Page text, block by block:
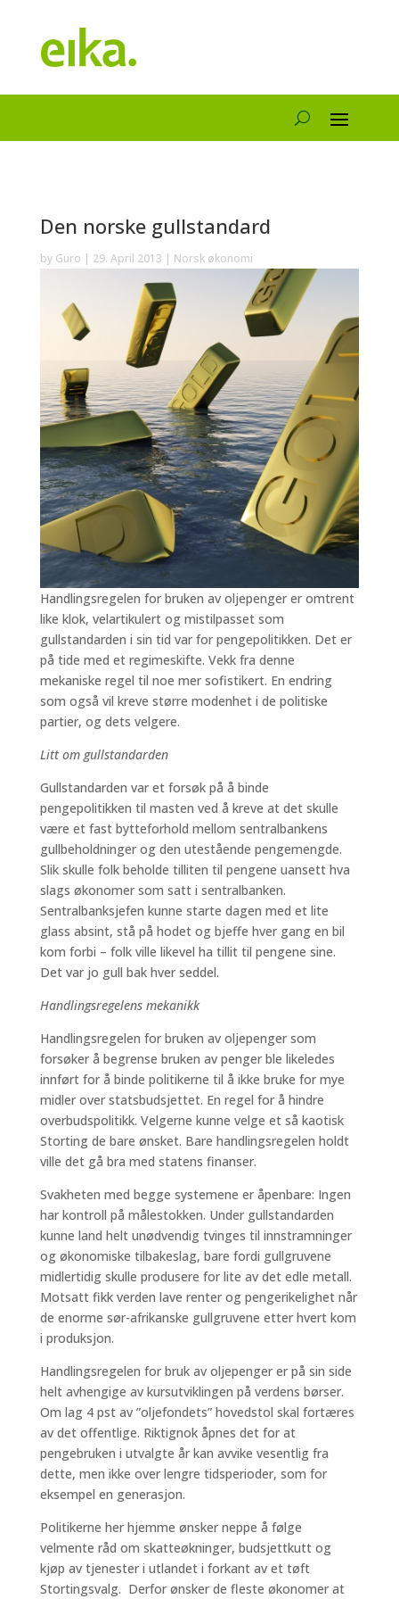
Den norske gullstandard
by Guro | 29. April 2013 | Norsk økonomi
Handlingsregelen for bruken av oljepenger er omtrent
like klok, velartikulert og mistilpasset som
gullstandarden i sin tid var for pengepolitikken. Det er
på tide med et regimeskifte. Vekk fra denne
mekaniske regel til noe mer sofistikert. En endring
som også vil kreve større modenhet i de politiske
partier, og dets velgere.
Litt om gullstandarden
Gullstandarden var et forsøk på å binde
pengepolitikken til masten ved å kreve at det skulle
være et fast bytteforhold mellom sentralbankens
gullbeholdninger og den utestående pengemengde.
Slik skulle folk beholde tilliten til pengene uansett hva
slags økonomer som satt i sentralbanken.
Sentralbanksjefen kunne starte dagen med et lite
glass absint, stå på hodet og bjeffe hver gang en bil
kom forbi – folk ville likevel ha tillit til pengene sine.
Det var jo gull bak hver seddel.
Handlingsregelens mekanikk
Handlingsregelen for bruken av oljepenger som
forsøker å begrense bruken av penger ble likeledes
innført for å binde politikerne til å ikke bruke for mye
midler over statsbudsjettet. En regel for å hindre
overbudspolitikk. Velgerne kunne velge et så kaotisk
Storting de bare ønsket. Bare handlingsregelen holdt
ville det gå bra med statens finanser.
Svakheten med begge systemene er åpenbare: Ingen
har kontroll på målestokken. Under gullstandarden
kunne land helt unødvendig tvinges til innstramninger
og økonomiske tilbakeslag, bare fordi gullgruvene
midlertidig skulle produsere for lite av det edle metall.
Motsatt fikk verden lave renter og pengerikelighet når
de enorme sør-afrikanske gullgruvene etter hvert kom
i produksjon.
Handlingsregelen for bruk av oljepenger er på sin side
helt avhengige av kursutviklingen på verdens børser.
Om lag 4 pst av ”oljefondets” hovedstol skal fortæres
av det offentlige. Riktignok åpnes det for at
pengebruken i utvalgte år kan avvike vesentlig fra
dette, men ikke over lengre tidsperioder, som for
eksempel en generasjon.
Politikerne her hjemme ønsker neppe å følge
velmente råd om skatteøkninger, budsjettkutt og
kjøp av tjenester i utlandet i forkant av et tøft
Stortingsvalg. Derfor ønsker de fleste økonomer at